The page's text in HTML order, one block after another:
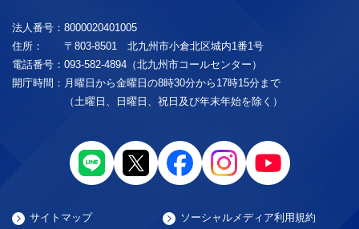
法人番号： 8000020401005
住所：
〒803-8501 北九州市小倉北区城内1番1号
電話番号： 093-582-4894（北九州市コールセンター）
開庁時間： 月曜日から金曜日の8時30分から17時15分まで
（土曜日、日曜日、祝日及び年末年始を除く）
サイトマップ ソーシャルメディア利用規約